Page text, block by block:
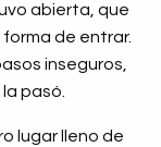
abierta, que
de entrar.
inseguros,
pasó.
lugar lleno de